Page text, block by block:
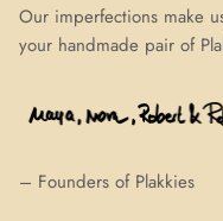
Our imperfections make
your handmade pair of
– Founders of Plakkies